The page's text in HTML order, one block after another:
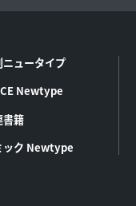
ニュータイプ
Newtype
書籍
ック Newtype